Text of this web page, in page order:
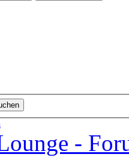
-